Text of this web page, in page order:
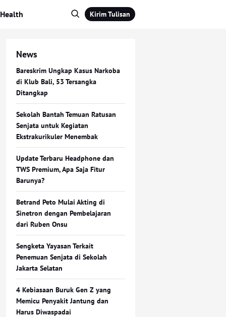
Health Kirim Tulisan
News
Bareskrim Ungkap Kasus Narkoba
di Klub Bali, 53 Tersangka
Ditangkap
Sekolah Bantah Temuan Ratusan
Senjata untuk Kegiatan
Ekstrakurikuler Menembak
Update Terbaru Headphone dan
TWS Premium, Apa Saja Fitur
Barunya?
Betrand Peto Mulai Akting di
Sinetron dengan Pembelajaran
dari Ruben Onsu
Sengketa Yayasan Terkait
Penemuan Senjata di Sekolah
Jakarta Selatan
4 Kebiasaan Buruk Gen Z yang
Memicu Penyakit Jantung dan
Harus Diwaspadai